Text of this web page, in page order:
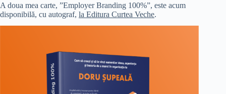
A doua mea carte, ”Employer Branding 100%”, este acum
disponibilă, cu autograf, la Editura Curtea Veche.